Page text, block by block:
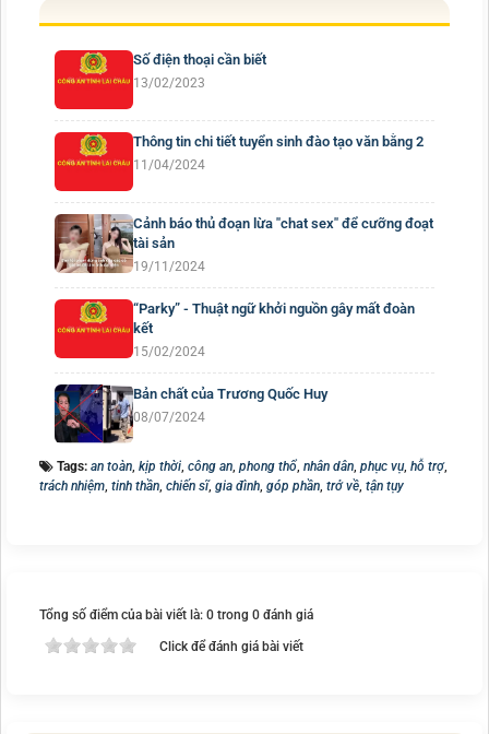
Số điện thoại cần biết
13/02/2023
Thông tin chi tiết tuyển sinh đào tạo văn bằng 2
11/04/2024
Cảnh báo thủ đoạn lừa "chat sex" để cưỡng đoạt
tài sản
19/11/2024
“Parky” - Thuật ngữ khởi nguồn gây mất đoàn
kết
15/02/2024
Bản chất của Trương Quốc Huy
08/07/2024
Tags: an toàn, kịp thời, công an, phong thổ, nhân dân, phục vụ, hỗ trợ,
trách nhiệm, tinh thần, chiến sĩ, gia đình, góp phần, trở về, tận tụy
Tổng số điểm của bài viết là: 0 trong 0 đánh giá
Click để đánh giá bài viết